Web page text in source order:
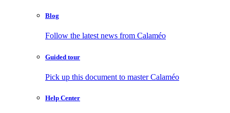
Blog
Follow the latest news from Calaméo
Guided tour
Pick up this document to master Calaméo
Help Center